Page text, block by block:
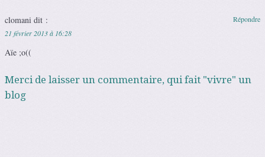
clomani dit :
21 février 2013 à 16:28
Aïe ;o((
Répondre
Merci de laisser un commentaire, qui fait "vivre" un
blog